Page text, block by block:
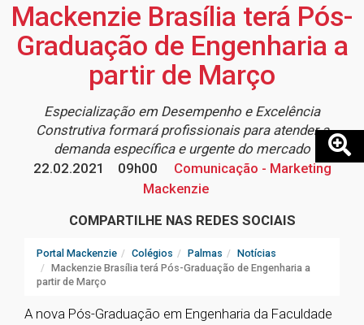
Mackenzie Brasília terá Pós-
Graduação de Engenharia a
partir de Março
Especialização em Desempenho e Excelência
Construtiva formará profissionais para atender a
demanda específica e urgente do mercado
22.02.2021
09h00
Comunicação - Marketing
Mackenzie
COMPARTILHE NAS REDES SOCIAIS
Portal Mackenzie Colégios Palmas
Notícias
Mackenzie Brasília terá Pós-Graduação de Engenharia a
partir de Março
A nova Pós-Graduação em Engenharia da Faculdade